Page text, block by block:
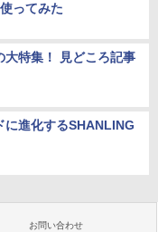
ってみた
大特集！ 見どころ記事
に進化するSHANLING
お問い合わせ